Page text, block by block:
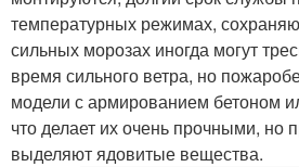
Деревянные панели
температурных режимах,
сильных морозах иногда могут
время сильного ветра, но
модели с армированием бетоном
что делает их очень прочными, но
выделяют ядовитые вещества.